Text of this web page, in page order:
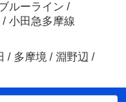
ルーライン /
/ 小田急多摩線
/ 多摩境 / 淵野辺 /